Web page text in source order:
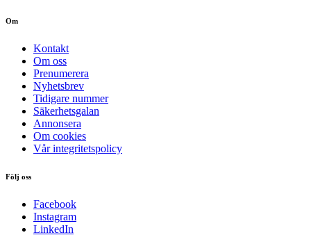
Om
Kontakt
Om oss
Prenumerera
Nyhetsbrev
Tidigare nummer
Säkerhetsgalan
Annonsera
Om cookies
Vår integritetspolicy
Följ oss
Facebook
Instagram
LinkedIn